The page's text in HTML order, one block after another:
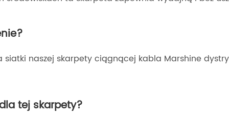
siatki naszej skarpety ciągnącej kabla Marshine
tej skarpety?